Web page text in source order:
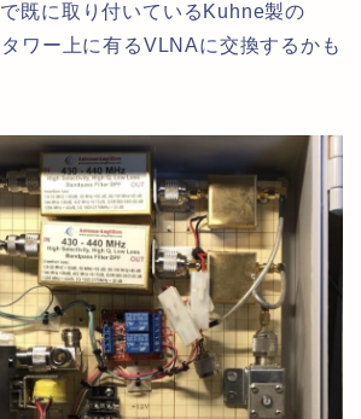
既に取り付いているKuhne製の
ワー上に有るVLNAに交換するかも